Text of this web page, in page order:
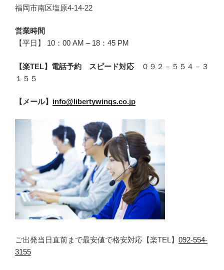
福岡市南区塩原4-14-22
営業時間
【平日】 10：00 AM – 18：45 PM
【楽TEL】電話予約 スピード対応
０９２－５５４－３
１５５
【メール】 info@libertywings.co.jp
ご出発当日直前まで最安値で格安対応【楽TEL】 092-554-
3155